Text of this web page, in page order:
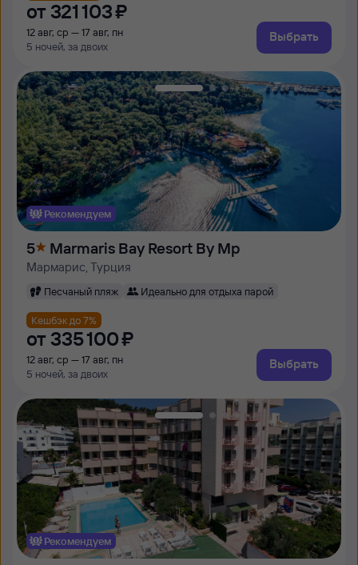
от 321 ⁠103 ⁠₽
12 авг, ср — 17 авг, пн
5 ночей, за двоих
Выбрать
Рекомендуем
5 Marmaris Bay Resort By Mp
Мармарис, Турция
Песчаный пляж Идеально для отдыха парой
Кешбэк до 7%
от 335 ⁠100 ⁠₽
12 авг, ср — 17 авг, пн
5 ночей, за двоих
Выбрать
Рекомендуем